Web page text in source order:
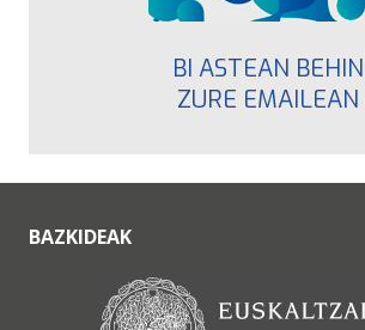
BI ASTEAN BEHIN
ZURE EMAILEAN
BAZKIDEAK